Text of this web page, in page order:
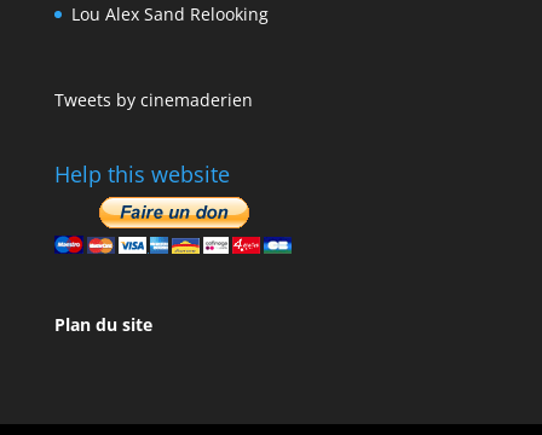
Lou Alex Sand Relooking
Tweets by cinemaderien
Help this website
Plan du site